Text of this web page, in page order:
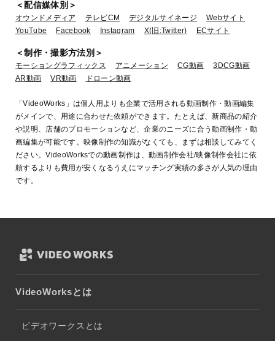
＜配信媒体別＞
オウンドメディア テレビCM デジタルサイネージ
Webサイト
YouTube
Facebook Instagram X(旧:Twitter) ECサイト
＜制作・撮影方法別＞
モーショングラフィックス アニメーション CG動画
3DCG動画
AR動画
VR動画 ドローン動画
「VideoWorks」は個人用よりも企業で活用される動画制作・動画編集
がメインで、用途に合わせた依頼ができます。たとえば、新商品の紹介
や説明、店舗のプロモーションなど、企業のニーズに合う動画制作・動
画編集が可能です。映像制作の知識がなくても、まずは相談してみてく
ださい。VideoWorksでの動画制作は、動画制作会社/映像制作会社に依
頼するよりも費用が安くなるうえにマッチング実績の多さが人気の理由
です。
VideoWorksとは
ビデオワークスとは